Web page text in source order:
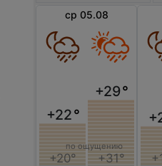
ср 05.08
+22°
+20°
+29°
+31°
по ощущению